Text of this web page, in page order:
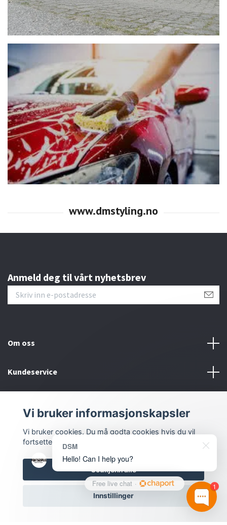
Anmeld deg til vårt nyhetsbrev
Om oss
Kundeservice
Sosiale medier
© 2026 Dmstyling.no
Vi bruker informasjonskapsler
Vi bruker cookies. Du må godta cookies hvis du vil
fortsette.
Godkjenn alle
Innstillinger
1
DSM
Hello! Can I help you?
Free live chat ·